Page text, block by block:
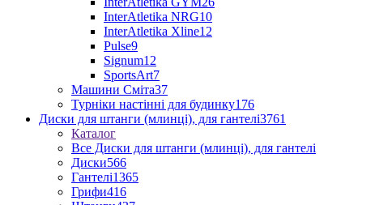
InterAtletika NRG10
InterAtletika Xline12
Pulse9
Signum12
SportsArt7
Машини Сміта37
Турніки настінні для будинку176
Диски для штанги (млинці), для гантелі3761
Каталог
Все Диски для штанги (млинці), для гантелі
Диски566
Гантелі1365
Грифи416